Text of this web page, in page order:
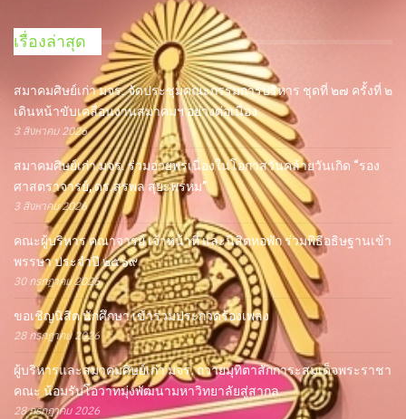
เรื่องล่าสุด
สมาคมศิษย์เก่า มจร. จัดประชุมคณะกรรมการบริหาร ชุดที่ ๒๗ ครั้งที่ ๒
เดินหน้าขับเคลื่อนงานสมาคมฯ อย่างต่อเนื่อง
3 สิงหาคม 2026
สมาคมศิษย์เก่า มจร. ร่วมอวยพรเนื่องในโอกาสวันคล้ายวันเกิด “รอง
ศาสตราจารย์, ดร.สุรพล สุยะพรหม”
3 สิงหาคม 2026
คณะผู้บริหาร คณาจารย์ เจ้าหน้าที่ และนิสิตหอพัก ร่วมพิธีอธิษฐานเข้า
พรรษา ประจำปี ๒๕๖๙
30 กรกฎาคม 2026
ขอเชิญนิสิต นักศึกษา เข้าร่วมประกวดร้องเพลง
28 กรกฎาคม 2026
ผู้บริหารและสมาคมศิษย์เก่า มจร. ถวายมุทิตาสักการะสมเด็จพระราชา
คณะ น้อมรับโอวาทมุ่งพัฒนามหาวิทยาลัยสู่สากล
28 กรกฎาคม 2026